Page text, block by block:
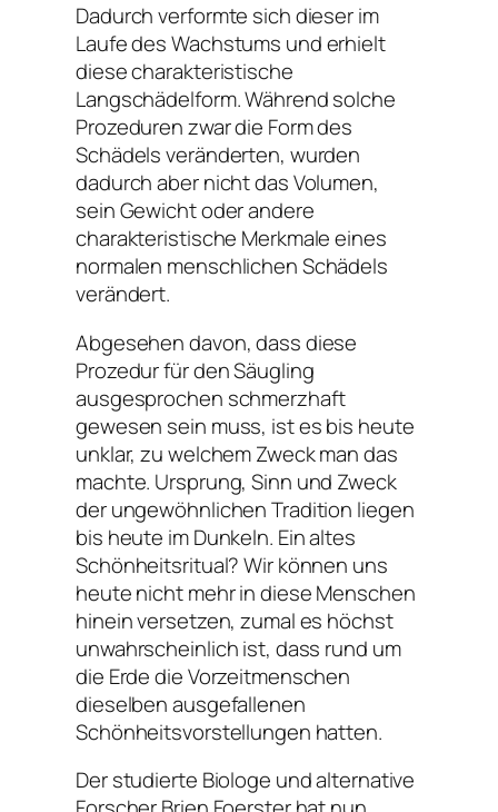
Dadurch verformte sich dieser im
Laufe des Wachstums und erhielt
diese charakteristische
Langschädelform. Während solche
Prozeduren zwar die Form des
Schädels veränderten, wurden
dadurch aber nicht das Volumen,
sein Gewicht oder andere
charakteristische Merkmale eines
normalen menschlichen Schädels
verändert.
Abgesehen davon, dass diese
Prozedur für den Säugling
ausgesprochen schmerzhaft
gewesen sein muss, ist es bis heute
unklar, zu welchem Zweck man das
machte. Ursprung, Sinn und Zweck
der ungewöhnlichen Tradition liegen
bis heute im Dunkeln. Ein altes
Schönheitsritual? Wir können uns
heute nicht mehr in diese Menschen
hinein versetzen, zumal es höchst
unwahrscheinlich ist, dass rund um
die Erde die Vorzeitmenschen
dieselben ausgefallenen
Schönheitsvorstellungen hatten.
Der studierte Biologe und alternative